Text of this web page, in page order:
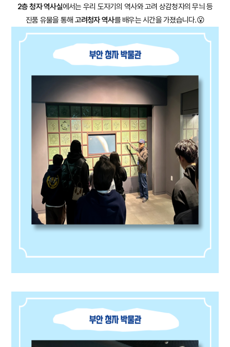
2층 청자 역사실에서는 우리 도자기의 역사와 고려 상감청자의 무늬 등
진품 유물을 통해 고려청자 역사를 배우는 시간을 가졌습니다.😮